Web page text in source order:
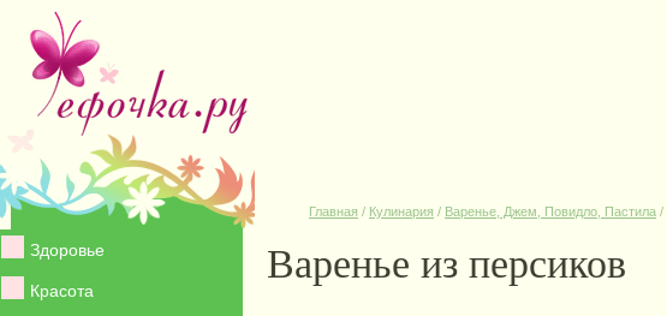
Здоровье
Красота
Главная / Кулинария / Варенье, Джем, Повидло, Пастила /
Варенье из персиков